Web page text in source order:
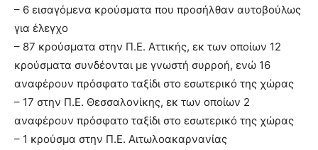
– 6 εισαγόμενα κρούσματα που προσήλθαν αυτοβούλως
για έλεγχο
– 87 κρούσματα στην Π.Ε. Αττικής, εκ των οποίων 12
κρούσματα συνδέονται με γνωστή συρροή, ενώ 16
αναφέρουν πρόσφατο ταξίδι στο εσωτερικό της χώρας
– 17 στην Π.Ε. Θεσσαλονίκης, εκ των οποίων 2
αναφέρουν πρόσφατο ταξίδι στο εσωτερικό της χώρας
– 1 κρούσμα στην Π.Ε. Αιτωλοακαρνανίας